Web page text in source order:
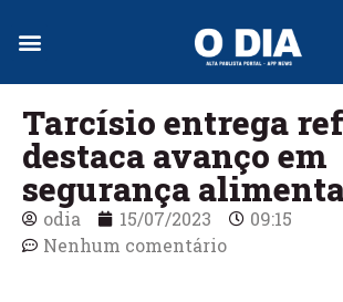
Tarcísio entrega
destaca avanço em
segurança
odia 15/07/2023
09:15
Nenhum comentário